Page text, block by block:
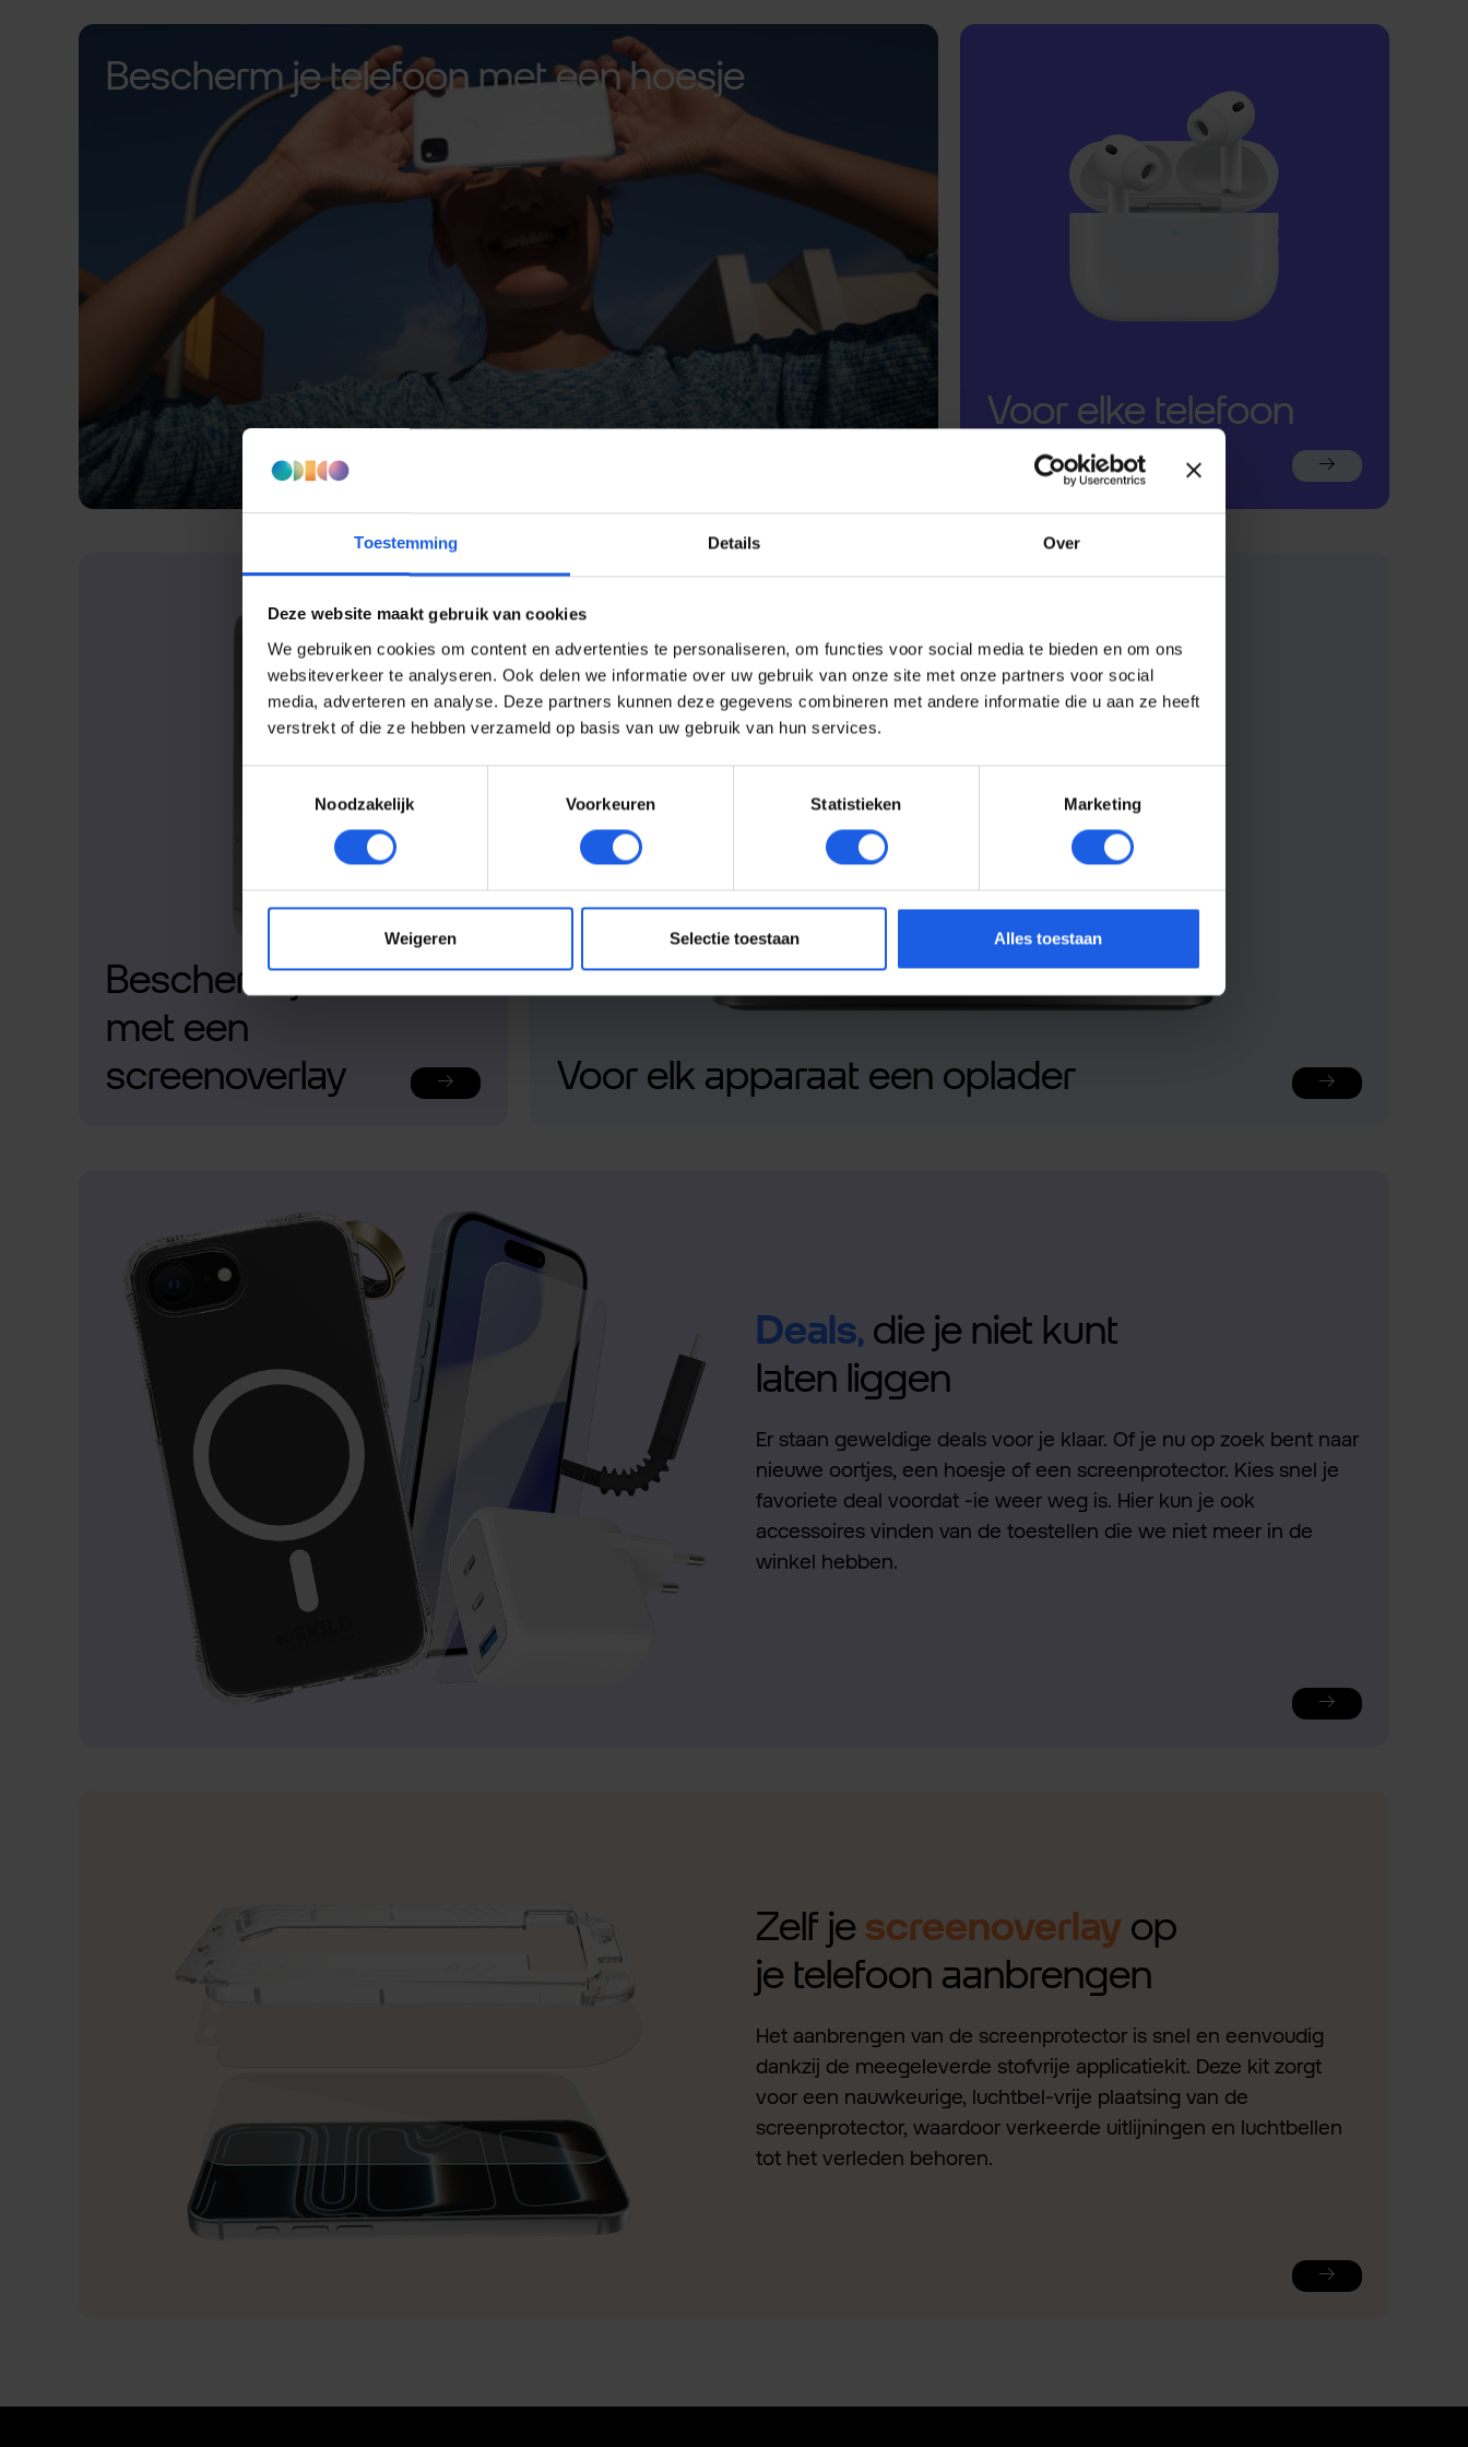
Toestemming Details Over
Deze website maakt gebruik van cookies
We gebruiken cookies om content en advertenties te personaliseren, om functies voor social media te bieden en om ons
websiteverkeer te analyseren. Ook delen we informatie over uw gebruik van onze site met onze partners voor social
media, adverteren en analyse. Deze partners kunnen deze gegevens combineren met andere informatie die u aan ze heeft
verstrekt of die ze hebben verzameld op basis van uw gebruik van hun services.
Noodzakelijk
Voorkeuren Statistieken Marketing
Weigeren Selectie toestaan Alles toestaan
Bescherm je telefoon met een hoesje
Voor elke telefoon
een oortje
Bescherm je telefoon
met een
screenoverlay
Voor elk apparaat een oplader
Deals, die je niet kunt
laten liggen
Er staan geweldige deals voor je klaar. Of je nu op zoek bent naar
nieuwe oortjes, een hoesje of een screenprotector. Kies snel je
favoriete deal voordat -ie weer weg is. Hier kun je ook
accessoires vinden van de toestellen die we niet meer in de
winkel hebben.
Zelf je screenoverlay op
je telefoon aanbrengen
Het aanbrengen van de screenprotector is snel en eenvoudig
dankzij de meegeleverde stofvrije applicatiekit. Deze kit zorgt
voor een nauwkeurige, luchtbel-vrije plaatsing van de
screenprotector, waardoor verkeerde uitlijningen en luchtbellen
tot het verleden behoren.